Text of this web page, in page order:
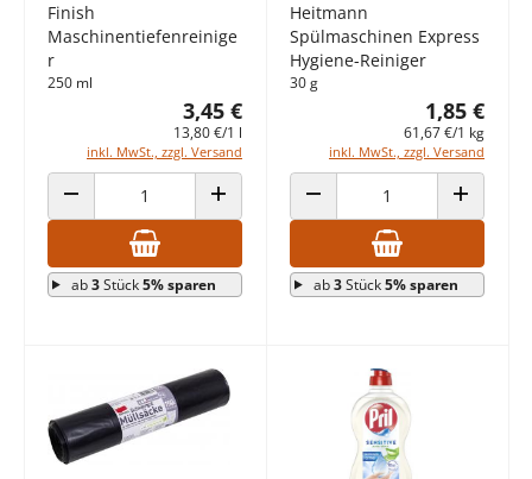
Finish
Maschinentiefenreinige
r
250 ml
3,45 €
13,80 €/1 l
inkl. MwSt., zzgl. Versand
ANZAHL VERRINGERN ANZAHL ERHÖHEN
ab3Stück5% sparen
Heitmann
Spülmaschinen Express
Hygiene-Reiniger
30 g
1,85 €
61,67 €/1 kg
inkl. MwSt., zzgl. Versand
ANZAHL VERRINGERN ANZAHL
ab3Stück5% sparen